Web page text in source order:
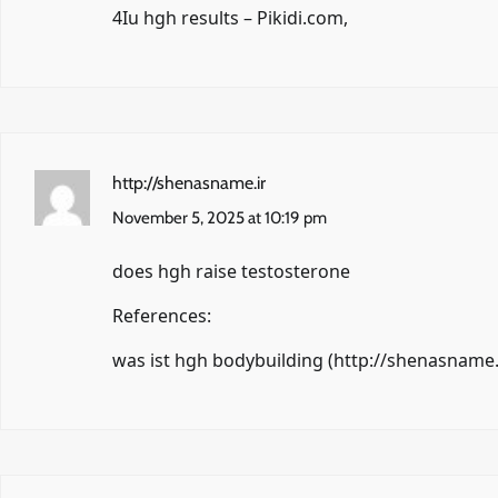
4Iu hgh results – Pikidi.com,
http://shenasname.ir
November 5, 2025 at 10:19 pm
does hgh raise testosterone
References:
was ist hgh bodybuilding (http://